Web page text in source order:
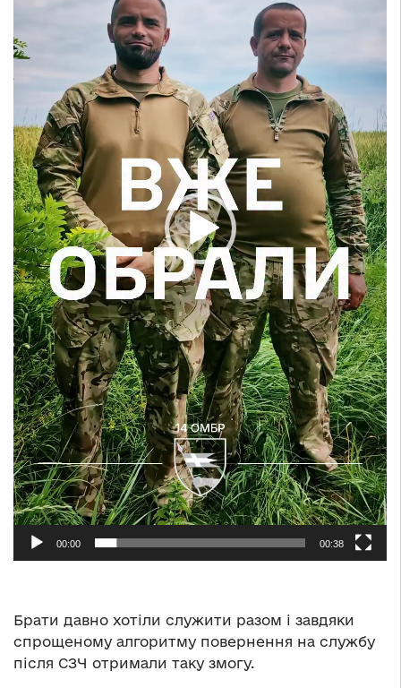
00:00 00:38
Брати давно хотіли служити разом і завдяки
спрощеному алгоритму повернення на службу
після СЗЧ отримали таку змогу.